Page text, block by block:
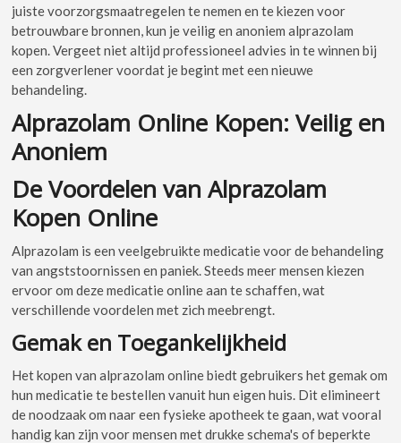
juiste voorzorgsmaatregelen te nemen en te kiezen voor
betrouwbare bronnen, kun je veilig en anoniem alprazolam
kopen. Vergeet niet altijd professioneel advies in te winnen bij
een zorgverlener voordat je begint met een nieuwe
behandeling.
Alprazolam Online Kopen: Veilig en
Anoniem
De Voordelen van Alprazolam
Kopen Online
Alprazolam is een veelgebruikte medicatie voor de behandeling
van angststoornissen en paniek. Steeds meer mensen kiezen
ervoor om deze medicatie online aan te schaffen, wat
verschillende voordelen met zich meebrengt.
Gemak en Toegankelijkheid
Het kopen van alprazolam online biedt gebruikers het gemak om
hun medicatie te bestellen vanuit hun eigen huis. Dit elimineert
de noodzaak om naar een fysieke apotheek te gaan, wat vooral
handig kan zijn voor mensen met drukke schema's of beperkte